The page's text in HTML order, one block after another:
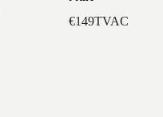
€149TVAC